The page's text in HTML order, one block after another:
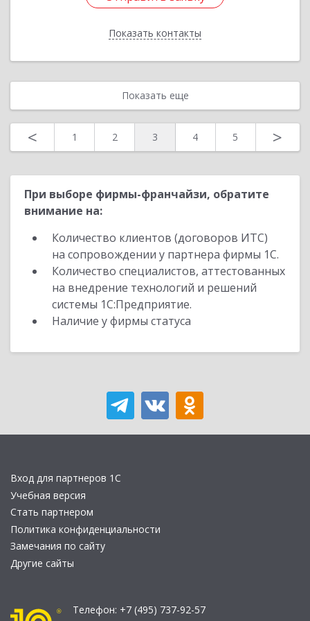
Показать контакты
Назад
Показать еще
< 1 2 3 4 5 >
При выборе фирмы-франчайзи, обратите
внимание на:
Количество клиентов (договоров ИТС)
на сопровождении у партнера фирмы 1С.
Количество специалистов, аттестованных
на внедрение технологий и решений
системы 1С:Предприятие.
Наличие у фирмы статуса
Вход для партнеров 1С
Учебная версия
Стать партнером
Политика конфиденциальности
Замечания по сайту
Другие сайты
Телефон: +7 (495) 737-92-57